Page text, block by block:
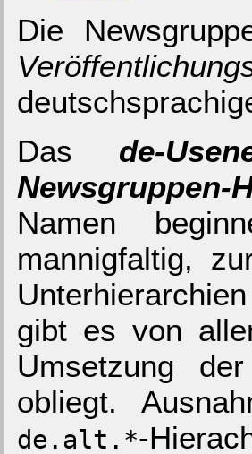
Die
Das de-
Newsgruppen-
Namen
mannigfaltig,
gibt es von
Umsetzung
obliegt.
de.alt.*-